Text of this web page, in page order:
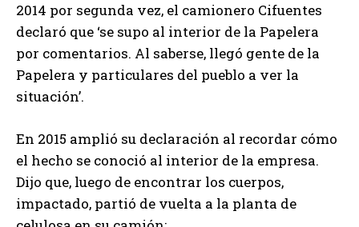
2014 por segunda vez, el camionero Cifuentes
declaró que ‘se supo al interior de la Papelera
por comentarios. Al saberse, llegó gente de la
Papelera y particulares del pueblo a ver la
situación’.
En 2015 amplió su declaración al recordar cómo
el hecho se conoció al interior de la empresa.
Dijo que, luego de encontrar los cuerpos,
impactado, partió de vuelta a la planta de